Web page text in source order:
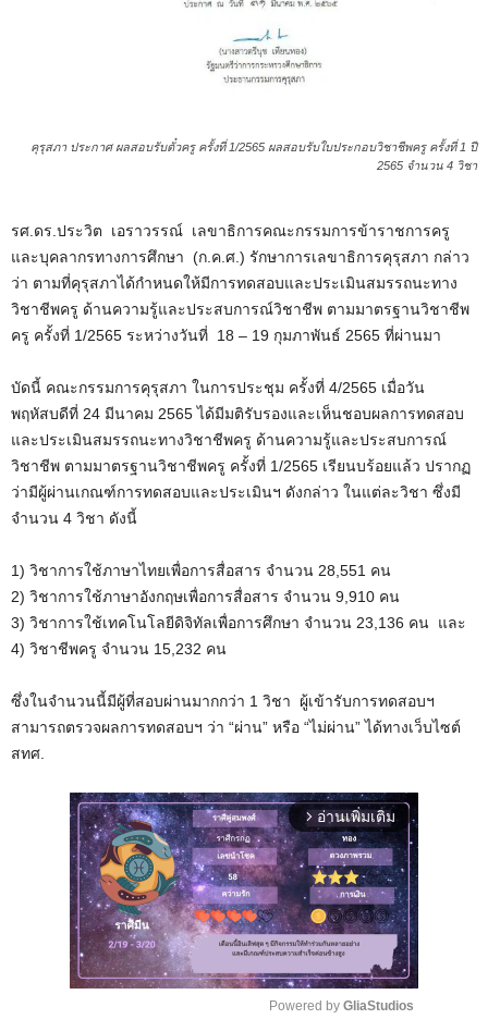
คุรุสภา ประกาศ ผลสอบรับตั๋วครู ครั้งที่ 1/2565 ผลสอบรับใบประกอบวิชาชีพครู ครั้งที่ 1 ปี
2565 จำนวน 4 วิชา
รศ.ดร.ประวิต เอราวรรณ์ เลขาธิการคณะกรรมการข้าราชการครู
และบุคลากรทางการศึกษา (ก.ค.ศ.) รักษาการเลขาธิการคุรุสภา กล่าว
ว่า ตามที่คุรุสภาได้กำหนดให้มีการทดสอบและประเมินสมรรถนะทาง
วิชาชีพครู ด้านความรู้และประสบการณ์วิชาชีพ ตามมาตรฐานวิชาชีพ
ครู ครั้งที่ 1/2565 ระหว่างวันที่ 18 – 19 กุมภาพันธ์ 2565 ที่ผ่านมา
บัดนี้ คณะกรรมการคุรุสภา ในการประชุม ครั้งที่ 4/2565 เมื่อวัน
พฤหัสบดีที่ 24 มีนาคม 2565 ได้มีมติรับรองและเห็นชอบผลการทดสอบ
และประเมินสมรรถนะทางวิชาชีพครู ด้านความรู้และประสบการณ์
วิชาชีพ ตามมาตรฐานวิชาชีพครู ครั้งที่ 1/2565 เรียนบร้อยแล้ว ปรากฏ
ว่ามีผู้ผ่านเกณฑ์การทดสอบและประเมินฯ ดังกล่าว ในแต่ละวิชา ซึ่งมี
จำนวน 4 วิชา ดังนี้
1) วิชาการใช้ภาษาไทยเพื่อการสื่อสาร จำนวน 28,551 คน
2) วิชาการใช้ภาษาอังกฤษเพื่อการสื่อสาร จำนวน 9,910 คน
3) วิชาการใช้เทคโนโลยีดิจิทัลเพื่อการศึกษา จำนวน 23,136 คน และ
4) วิชาชีพครู จำนวน 15,232 คน
ซึ่งในจำนวนนี้มีผู้ที่สอบผ่านมากกว่า 1 วิชา ผู้เข้ารับการทดสอบฯ
สามารถตรวจผลการทดสอบฯ ว่า “ผ่าน” หรือ “ไม่ผ่าน” ได้ทางเว็บไซต์
สทศ.
arrow_forward_ios อ่านเพิ่มเติม
Powered by GliaStudios